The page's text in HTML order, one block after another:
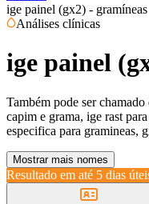
ige painel (gx2) - gramíneas
Análises clínicas
ige painel
Também pode ser chamado
capim e grama, ige rast
especifica para gramineas,
Mostrar mais nomes
Resultado em até 5 dias